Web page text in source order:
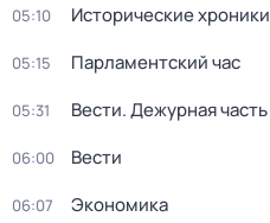
05:10 Исторические хроники
05:15 Парламентский час
05:31 Вести. Дежурная часть
06:00 Вести
06:07 Экономика